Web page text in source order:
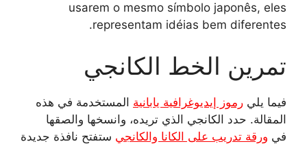
usarem o mesmo símbolo japonês, eles
representam idéias bem diferentes.
تمرين الخط الكانجي
فيما يلي رموز إيديوغرافية يابانيةالمستخدمة في هذه
المقالة. حدد الكانجي الذي تريده، وانسخها والصقها
في ورقة تدريب على الكانا والكانجي ستفتح نافذة جديدة